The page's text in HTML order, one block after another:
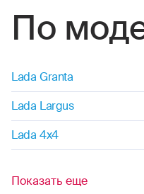
По
Lada Granta
Lada Largus
Lada 4x4
Показать еще